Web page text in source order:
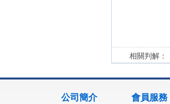
相關判解：
公司簡介 會員服務